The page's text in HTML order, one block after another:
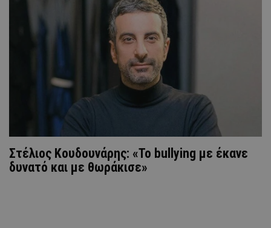
Στέλιος Κουδουνάρης: «Το bullying με έκανε
δυνατό και με θωράκισε»